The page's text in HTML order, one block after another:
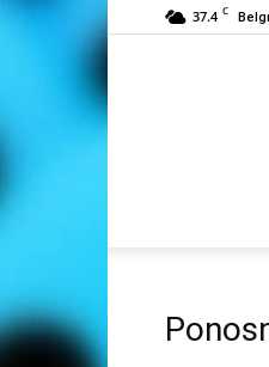
37.4 C